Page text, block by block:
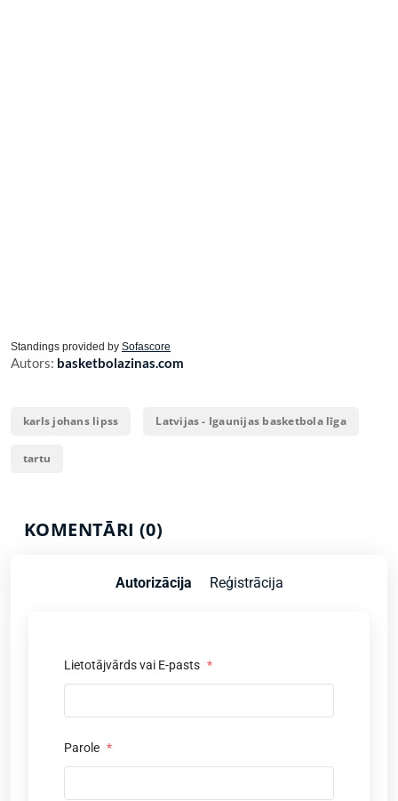
Standings provided by Sofascore
Autors: basketbolazinas.com
karls johans lipss Latvijas - Igaunijas basketbola līga
tartu
KOMENTĀRI (0)
Autorizācija Reģistrācija
Lietotājvārds vai E-pasts *
Parole *